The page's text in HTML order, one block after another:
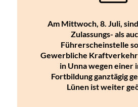
Am Mittwoch, 8. Juli,
Zulassungs- als
Führerscheinstelle
Gewerbliche Kraftverkehr
in Unna wegen einer
Fortbildung ganztägig
Lünen ist weiter